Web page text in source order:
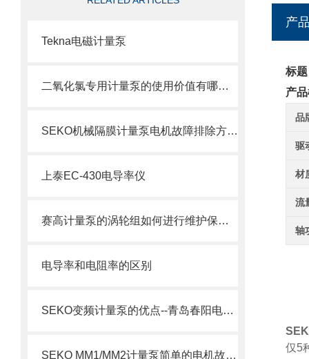
Tekna电磁计量泵
二氧化氯专用计量泵的使用价值有哪些？
SEKO机械隔膜计量泵电机故障排除方法1
上泰EC-430电导率仪
赛高计量泵的涡轮组如何进行维护保养？
电导率和电阻率的区别
SEKO变频计量泵的优点--青岛春阳电子有限公司
SEKO MM1/MM2计量泵简单的电机故障排除方法
产
标
产
品
驱
材
流
轴
仅5